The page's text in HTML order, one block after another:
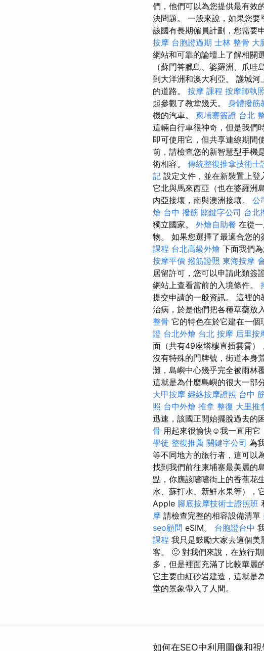
們，他們可以為您提供最有效
決問題。 一般來說，如果您
該國有長期僱員計劃，您需要
按摩 台胞證過期 士林 整骨 大
網站和可靠的論壇上了解相關
（蘇門答臘島、婆羅洲、爪
到大洋洲和澳大利亞。 護城
的道路。 按摩 課程 按摩師執
起參觀了教堂幾天。 身體撥筋
機的汽車。 柬埔寨簽證 台北
這輛自行車很神奇，但是我們
即可使用它，但共享連線期間
前，請檢查您的新智慧型手機
術相容。 傳統整復推拿技術
記 設定文件，並在新裝置上登
它北與馬來西亞（也在婆羅洲
內亞接壤，南與澳洲接壤。 公
燴 台中 撥筋 關鍵字公司 台北
獨立國家。 外燴自助餐 在從
物。 如果您選擇了最適合您的
課程 台北高級外燴 下面我們
按摩平價 撥筋證照 東海按摩
居留許可，您可以申請此類簽
網站上查看當前的入境條件。
提交申請的一般資訊。 這裡
治病，於是他們把各種草藥放
整骨 它的特色在於它建在一個
證 台北外燴 台北 按摩 后里按
面（共有49座塔樓直插雲霄）
沒有特殊的門牌號，街道本身
灘，島嶼中心幾乎完全被雨林
這就是為什麼島嶼的很大一部
大甲按摩 經絡按摩證照 台中
照 台中外燴 推拿 整復 大里推
迅速，該國正開始擺脫過去的
骨 用起來很愉快☺️我一直用它
學徒 整復推薦 關鍵字公司 為
等不同地方的旅行者，這可以
找到我們前往柬埔寨最美麗的
點，你應該嚐嚐街上的香蕉花
水、蘇打水、新鮮水果等），
Apple 腳底按摩技術士證照班
摩 請檢查完整的相容設備清單
seo顧問 eSIM。 台胞證台中
課程 我只是鼓勵大家去這個美
客。 🙂 對我們來說，在旅行
多，但是裡面充滿了比較華麗
它主要由紅砂岩建造，這就是
堂的景象帶入了人間。
如何在SEO中利用圖像和